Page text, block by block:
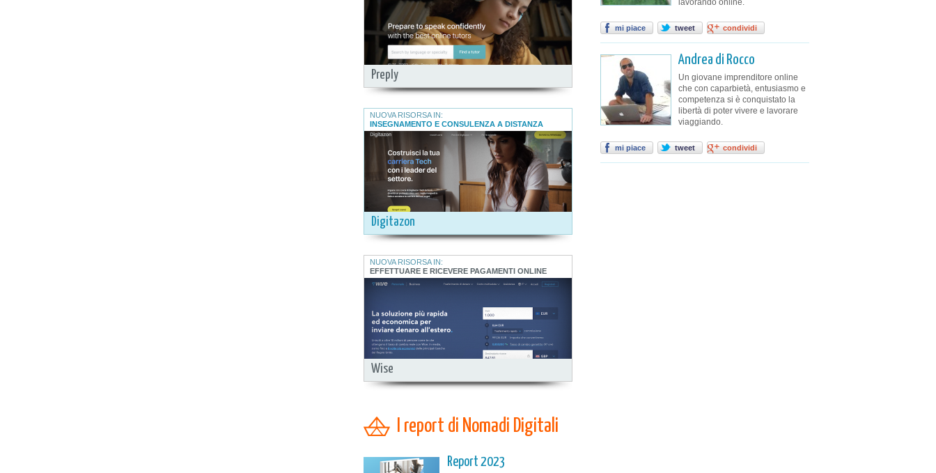
Preply
Digitazon
NUOVA RISORSA IN:
INSEGNAMENTO E CONSULENZA A DISTANZA
Wise
NUOVA RISORSA IN:
EFFETTUARE E RICEVERE PAGAMENTI ONLINE
I report di Nomadi Digitali
Report 2023
lavorando online.
mi piace tweet condividi
Andrea di Rocco
Un giovane imprenditore online
che con caparbietà, entusiasmo e
competenza si è conquistato la
libertà di poter vivere e lavorare
viaggiando.
mi piace tweet condividi